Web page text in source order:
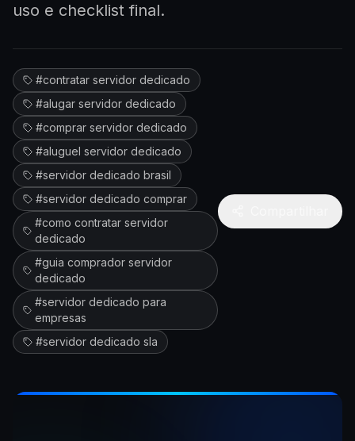
uso e checklist final.
#contratar servidor dedicado
#alugar servidor dedicado
#comprar servidor dedicado
#aluguel servidor dedicado
#servidor dedicado brasil
#servidor dedicado comprar
#como contratar servidor
dedicado
#guia comprador servidor
dedicado
#servidor dedicado para
empresas
#servidor dedicado sla